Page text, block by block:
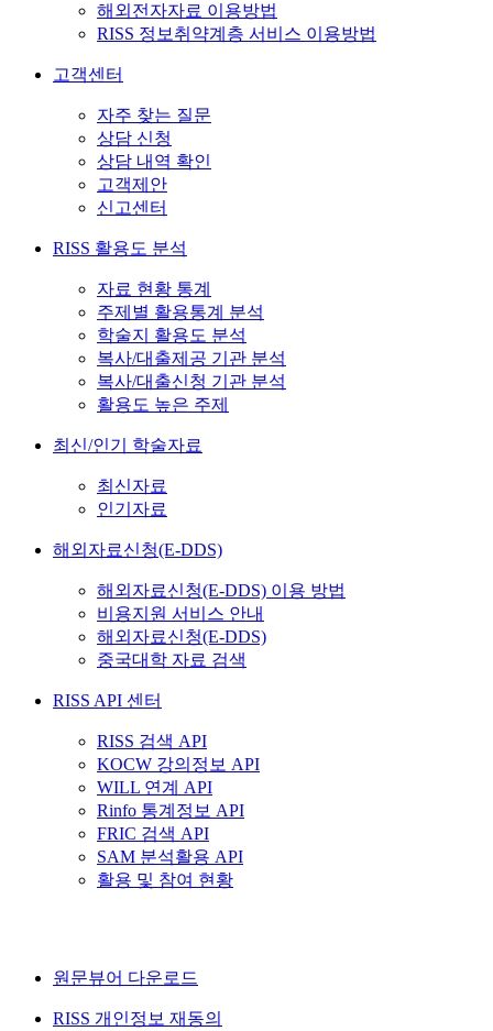
해외전자자료 이용방법
RISS 정보취약계층 서비스 이용방법
고객센터
자주 찾는 질문
상담 신청
상담 내역 확인
고객제안
신고센터
RISS 활용도 분석
자료 현황 통계
주제별 활용통계 분석
학술지 활용도 분석
복사/대출제공 기관 분석
복사/대출신청 기관 분석
활용도 높은 주제
최신/인기 학술자료
최신자료
인기자료
해외자료신청(E-DDS)
해외자료신청(E-DDS) 이용 방법
비용지원 서비스 안내
해외자료신청(E-DDS)
중국대학 자료 검색
RISS API 센터
RISS 검색 API
KOCW 강의정보 API
WILL 연계 API
Rinfo 통계정보 API
FRIC 검색 API
SAM 분석활용 API
활용 및 참여 현황
원문뷰어 다운로드
RISS 개인정보 재동의